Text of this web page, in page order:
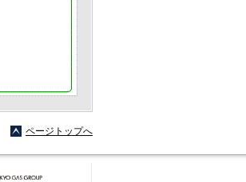
ページトップへ